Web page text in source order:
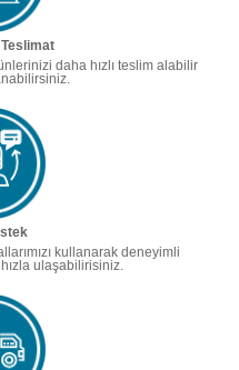
daha hızlı teslim alabilir
kullanarak deneyimli
ulaşabilirisiniz.